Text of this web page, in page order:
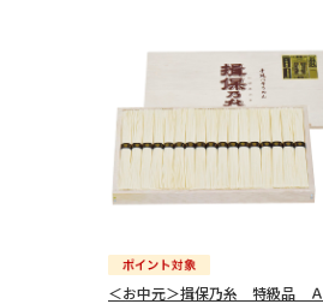
＜お中元＞揖保乃糸 特級品 Ａ